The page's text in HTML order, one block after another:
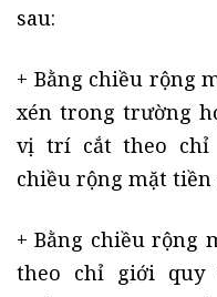
sau:
+ Bằng chiều rộng
xén trong trường
vị trí cắt theo chỉ
chiều rộng mặt
+ Bằng chiều rộng
theo chỉ giới quy